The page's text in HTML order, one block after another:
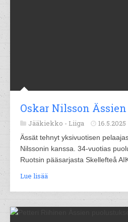
Oskar Nilsson
Jääkiekko - Liiga 16.5.2025
Ässät tehnyt yksivuotisen
Nilssonin kanssa. 34-vuotias
Ruotsin pääsarjasta Skellefteå
Lue lisää